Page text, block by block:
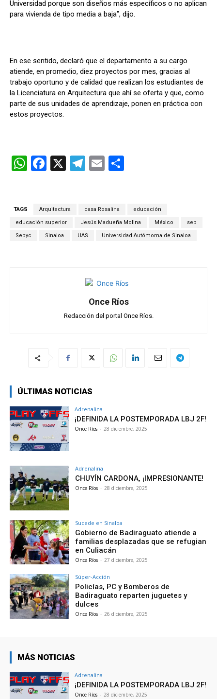
Universidad porque son diseños más específicos o no aplican
para vivienda de tipo media a baja”, dijo.
En ese sentido, declaró que el departamento a su cargo
atiende, en promedio, diez proyectos por mes, gracias al
trabajo oportuno y de calidad que realizan los estudiantes de
la Licenciatura en Arquitectura que ahí se oferta y que, como
parte de sus unidades de aprendizaje, ponen en práctica con
estos proyectos.
W
A
p
F
b
o
o
X
T
gr
a
m
E
ar
tir
TAGS Arquitectura casa Rosalina educación
educación superior Jesús Madueña Molina México sep
Sepyc Sinaloa UAS Universidad Autómoma de Sinaloa
Once Ríos
Redacción del portal Once Ríos.
ÚLTIMAS NOTICIAS
Adrenalina
¡DEFINIDA LA POSTEMPORADA LBJ 2F!
Once Ríos - 28 diciembre, 2025
Adrenalina
CHUYÍN CARDONA, ¡IMPRESIONANTE!
Once Ríos - 28 diciembre, 2025
Sucede en Sinaloa
Gobierno de Badiraguato atiende a
familias desplazadas que se refugian
en Culiacán
Once Ríos - 27 diciembre, 2025
Súper-Acción
Policías, PC y Bomberos de
Badiraguato reparten juguetes y
dulces
Once Ríos - 26 diciembre, 2025
MÁS NOTICIAS
Adrenalina
¡DEFINIDA LA POSTEMPORADA LBJ 2F!
Once Ríos - 28 diciembre, 2025